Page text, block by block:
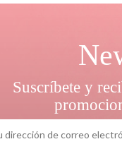
Suscríbete y